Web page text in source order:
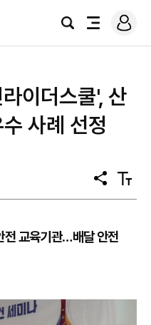
검
전
로
그
이더스쿨', 산
사례 선정
공
유
텍
스
전 교육기관…배달 안전